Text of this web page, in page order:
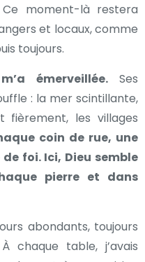
moment-là restera
et locaux, comme
toujours.
émerveillée.Ses
: la mer scintillante,
fièrement, les villages
coin de rue, une
foi. Ici, Dieu semble
pierre et dans
abondants, toujours
chaque table, j’avais